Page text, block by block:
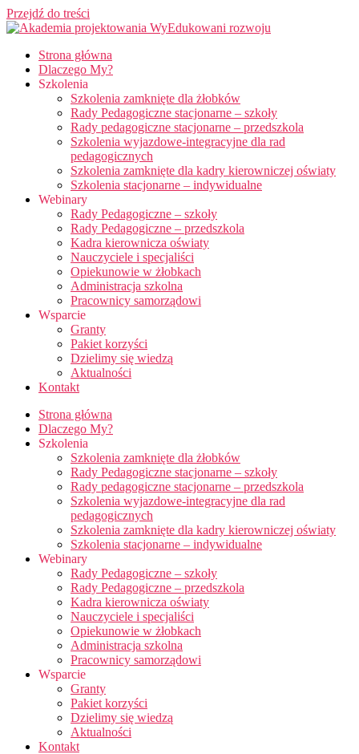
Przejdź do treści
Strona główna
Dlaczego My?
Szkolenia
Szkolenia zamknięte dla żłobków
Rady Pedagogiczne stacjonarne – szkoły
Rady pedagogiczne stacjonarne – przedszkola
Szkolenia wyjazdowe-integracyjne dla rad
pedagogicznych
Szkolenia zamknięte dla kadry kierowniczej oświaty
Szkolenia stacjonarne – indywidualne
Webinary
Rady Pedagogiczne – szkoły
Rady Pedagogiczne – przedszkola
Kadra kierownicza oświaty
Nauczyciele i specjaliści
Opiekunowie w żłobkach
Administracja szkolna
Pracownicy samorządowi
Wsparcie
Granty
Pakiet korzyści
Dzielimy się wiedzą
Aktualności
Kontakt
Strona główna
Dlaczego My?
Szkolenia
Szkolenia zamknięte dla żłobków
Rady Pedagogiczne stacjonarne – szkoły
Rady pedagogiczne stacjonarne – przedszkola
Szkolenia wyjazdowe-integracyjne dla rad
pedagogicznych
Szkolenia zamknięte dla kadry kierowniczej oświaty
Szkolenia stacjonarne – indywidualne
Webinary
Rady Pedagogiczne – szkoły
Rady Pedagogiczne – przedszkola
Kadra kierownicza oświaty
Nauczyciele i specjaliści
Opiekunowie w żłobkach
Administracja szkolna
Pracownicy samorządowi
Wsparcie
Granty
Pakiet korzyści
Dzielimy się wiedzą
Aktualności
Kontakt